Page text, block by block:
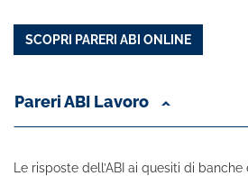
SCOPRI PARERI ABI ONLINE
Pareri ABI Lavoro
Le risposte dell’ABI ai quesiti di